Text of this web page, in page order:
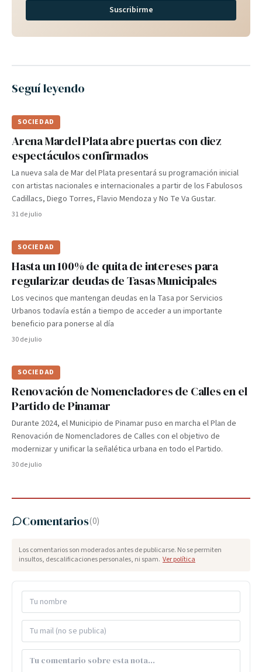
Suscribirme
Seguí leyendo
SOCIEDAD
Arena Mardel Plata abre puertas con diez
espectáculos confirmados
La nueva sala de Mar del Plata presentará su programación inicial
con artistas nacionales e internacionales a partir de los Fabulosos
Cadillacs, Diego Torres, Flavio Mendoza y No Te Va Gustar.
31 de julio
SOCIEDAD
Hasta un 100% de quita de intereses para
regularizar deudas de Tasas Municipales
Los vecinos que mantengan deudas en la Tasa por Servicios
Urbanos todavía están a tiempo de acceder a un importante
beneficio para ponerse al día
30 de julio
SOCIEDAD
Renovación de Nomencladores de Calles en el
Partido de Pinamar
Durante 2024, el Municipio de Pinamar puso en marcha el Plan de
Renovación de Nomencladores de Calles con el objetivo de
modernizar y unificar la señalética urbana en todo el Partido.
30 de julio
Comentarios(0)
Los comentarios son moderados antes de publicarse. No se permiten
insultos, descalificaciones personales, ni spam. Ver política